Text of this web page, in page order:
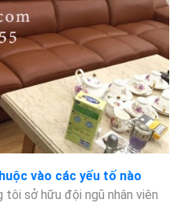
vào các yếu tố nào
tôi sở hữu đội ngũ nhân viên